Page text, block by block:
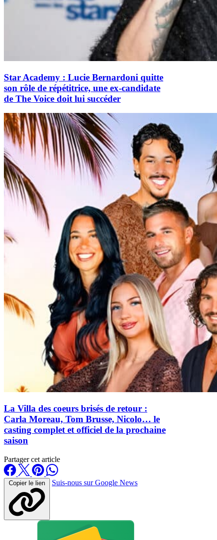
Star Academy : Lucie Bernardoni quitte
son rôle de répétitrice, une ex-candidate
de The Voice doit lui succéder
La Villa des coeurs brisés de retour :
Carla Moreau, Tom Brusse, Nicolo… le
casting complet et officiel de la prochaine
saison
Partager cet article
Copier le lien Suis-nous sur Google News